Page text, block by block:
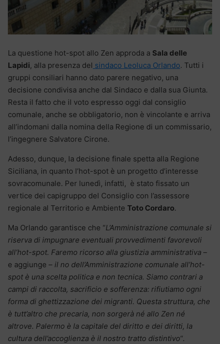
La questione hot-spot allo Zen approda a Sala delle
Lapidi, alla presenza del sindaco Leoluca Orlando. Tutti i
gruppi consiliari hanno dato parere negativo, una
decisione condivisa anche dal Sindaco e dalla sua Giunta.
Resta il fatto che il voto espresso oggi dal consiglio
comunale, anche se obbligatorio, non è vincolante e arriva
all’indomani dalla nomina della Regione di un commissario,
l’ingegnere Salvatore Cirone.
Adesso, dunque, la decisione finale spetta alla Regione
Siciliana, in quanto l’hot-spot è un progetto d’interesse
sovracomunale. Per lunedì, infatti, è stato fissato un
vertice dei capigruppo del Consiglio con l’assessore
regionale al Territorio e Ambiente Toto Cordaro.
Ma Orlando garantisce che “L’Amministrazione comunale si
riserva di impugnare eventuali provvedimenti favorevoli
all’hot-spot. Faremo ricorso alla giustizia amministrativa –
e aggiunge – il no dell’Amministrazione comunale all’hot-
spot è una scelta politica e non tecnica. Siamo contrari a
campi di raccolta, sacrificio e sofferenza: rifiutiamo ogni
forma di ghettizzazione dei migranti. Questa struttura, che
è tutt’altro che precaria, non sorgerà né allo Zen né
altrove. Palermo è la capitale del diritto e dei diritti, la
cultura dell’accoglienza è il nostro tratto distintivo“.